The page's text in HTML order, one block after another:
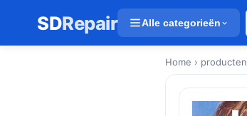
SDRepair Alle categorieën
Home › producten